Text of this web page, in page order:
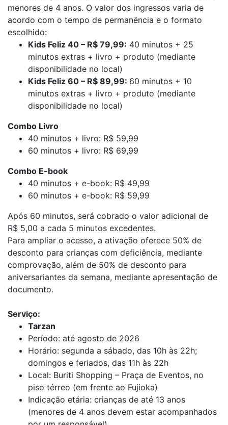
menores de 4 anos. O valor dos ingressos varia de
acordo com o tempo de permanência e o formato
escolhido:
Kids Feliz 40 – R$ 79,99: 40 minutos + 25
minutos extras + livro + produto (mediante
disponibilidade no local)
Kids Feliz 60 – R$ 89,99: 60 minutos + 10
minutos extras + livro + produto (mediante
disponibilidade no local)
Combo Livro
40 minutos + livro: R$ 59,99
60 minutos + livro: R$ 69,99
Combo E-book
40 minutos + e-book: R$ 49,99
60 minutos + e-book: R$ 59,99
Após 60 minutos, será cobrado o valor adicional de
R$ 5,00 a cada 5 minutos excedentes.
Para ampliar o acesso, a ativação oferece 50% de
desconto para crianças com deficiência, mediante
comprovação, além de 50% de desconto para
aniversariantes da semana, mediante apresentação de
documento.
Serviço:
Tarzan
Período: até agosto de 2026
Horário: segunda a sábado, das 10h às 22h;
domingos e feriados, das 11h às 22h
Local: Buriti Shopping – Praça de Eventos, no
piso térreo (em frente ao Fujioka)
Indicação etária: crianças de até 13 anos
(menores de 4 anos devem estar acompanhados